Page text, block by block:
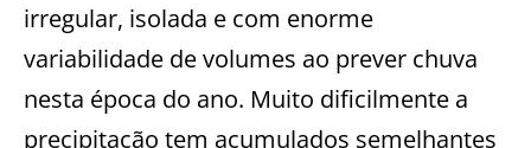
irregular, isolada e com enorme
variabilidade de volumes ao prever chuva
nesta época do ano. Muito dificilmente a
precipitação tem acumulados semelhantes